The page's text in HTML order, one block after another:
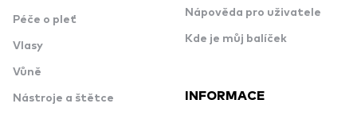
Péče o pleť
Vlasy
Vůně
Nástroje a štětce
Nápověda pro uživatele
Kde je můj balíček
INFORMACE